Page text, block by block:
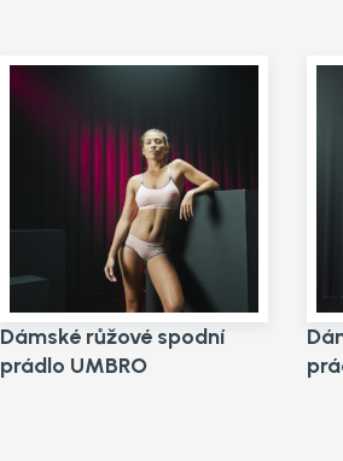
Dámské růžové spodní
prádlo UMBRO